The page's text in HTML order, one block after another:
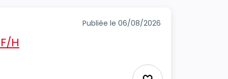
Publiée le 06/08/2026
H